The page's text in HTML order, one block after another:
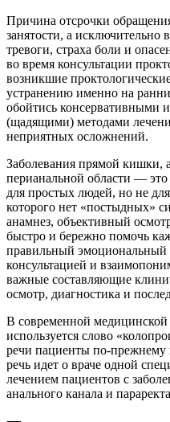
Причина отсрочки
занятости, а исключительно
тревоги, страха боли и
во время консультации
возникшие
устранению именно на
обойтись консервативными
(щадящими) методами
неприятных осложнений.
Заболевания прямой кишки,
перианальной области — это
для простых людей, но не
которого нет «постыдных»
анамнез, объективный
быстро и бережно помочь
правильный эмоциональный
консультацией и
важные составляющие
осмотр, диагностика и
В современной
используется слово
речи пациенты по-прежнему
речь идет о враче одной
лечением пациентов с
анального канала и